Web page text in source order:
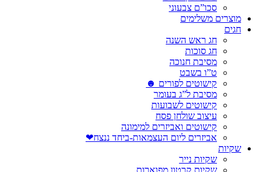
סכו”ם צבעוני
מוצרים משלימים
חגים
חג ראש השנה
חג סוכות
מסיבת חנוכה
ט”ו בשבט
קישוטים לפורים ☻
מסיבת ל”ג בעומר
קישוטים לשבועות
עיצוב שולחן פסח
קישוטים ואביזרים למימונה
אביזרים ליום העצמאות-ביחד ננצח❤
שקיות
שקיות נייר
שקיות קרטון מפוארות